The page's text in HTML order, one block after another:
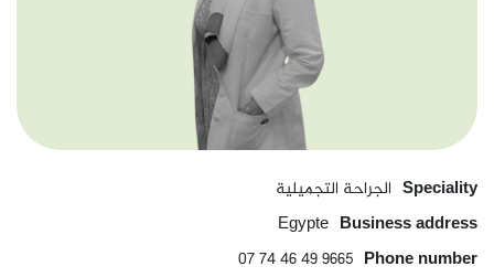
الجراحة التجميلية Speciality
Egypte Business address
9665 49 46 74 07 Phone number